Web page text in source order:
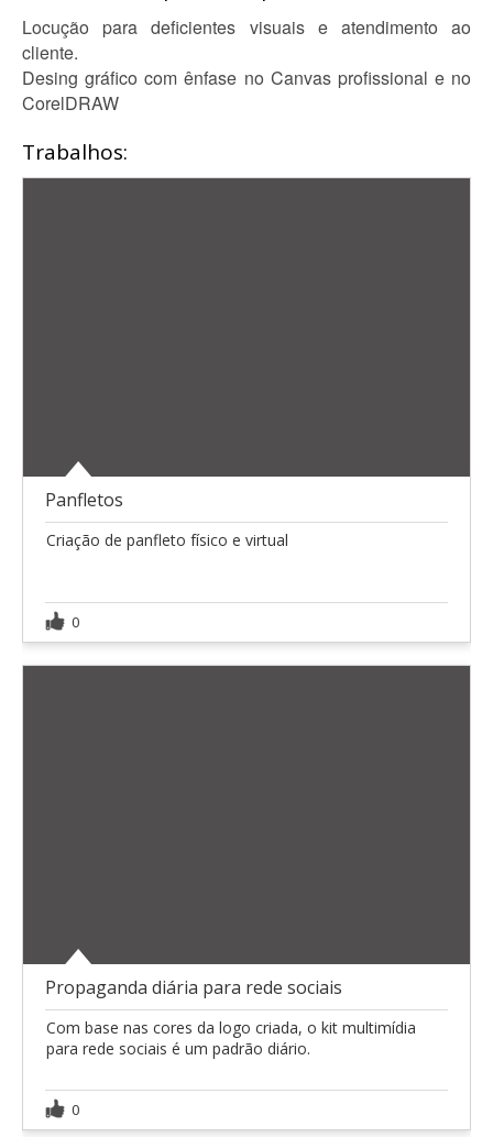
Locução para deficientes visuais e atendimento ao
cliente.
Desing gráfico com ênfase no Canvas profissional e no
CorelDRAW
Trabalhos:
Panfletos
Criação de panfleto físico e virtual
0
Propaganda diária para rede sociais
Com base nas cores da logo criada, o kit multimídia
para rede sociais é um padrão diário.
0